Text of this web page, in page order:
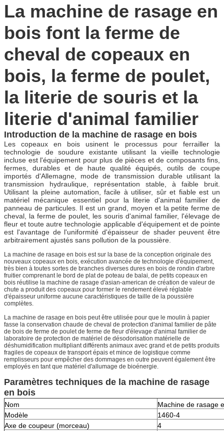
La machine de rasage en
bois font la ferme de
cheval de copeaux en
bois, la ferme de poulet,
la literie de souris et la
literie d'animal familier
Introduction de la machine de rasage en bois
Les copeaux en bois usinent le processus pour ferrailler la
technologie de soudure existante utilisant la vieille technologie
incluse est l'équipement pour plus de pièces et de composants fins,
fermes, durables et de haute qualité équipés, outils de coupe
importés d'Allemagne, mode de transmission durable utilisant la
transmission hydraulique, représentation stable, à faible bruit.
Utilisant la pleine automation, facile à utiliser, sûr et fiable est un
matériel mécanique essentiel pour la literie d'animal familier de
panneau de particules. Il est un grand, moyen et la petite ferme de
cheval, la ferme de poulet, les souris d'animal familier, l'élevage de
fleur et toute autre technologie applicable d'équipement et de pointe
est l'avantage de l'uniformité d'épaisseur de shader peuvent être
arbitrairement ajustés sans pollution de la poussière.
La machine de rasage en bois est sur la base de la conception originale des
nouveaux copeaux en bois, exécution avancée de technologie d'équipement,
très bien à toutes sortes de branches diverses dures en bois de rondin d'arbre
fruitier comprenant le bord de plat de poteau de balai, de petits copeaux en
bois réutilise la machine de rasage d'asian-american de création de valeur de
chute a produit des copeaux pour former le rendement élevé réglable
d'épaisseur uniforme aucune caractéristiques de taille de la poussière
complètes.
La machine de rasage en bois peut être utilisée pour que le moulin à papier
fasse la conservation chaude de cheval de protection d'animal familier de pâte
de bois de ferme de poulet de ferme de fleur d'élevage d'animal familier de
laboratoire de protection de matériel de désodorisation matérielle de
déshumidification multipliant différents animaux avec grand et de petits produits
fragiles de copeaux de transport épais et mince de logistique comme
remplisseurs pour empêcher des dommages en outre peuvent également être
employés en tant que matériel d'allumage de bioénergie.
Paramètres techniques de la machine de rasage
en bois
Nom
Machine de rasage
Modèle
1460-4
Axe de coupeur (morceau)
4